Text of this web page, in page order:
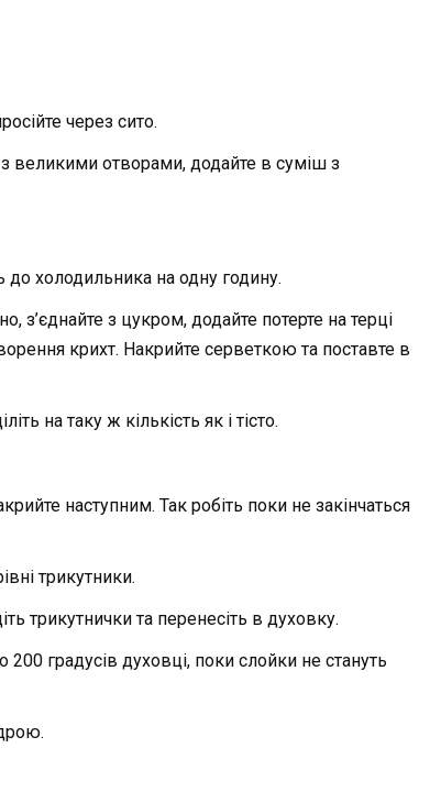
через сито.
великими отворами, додайте в суміш з
до холодильника на одну годину.
з’єднайте з цукром, додайте потерте на терці
крихт. Накрийте серветкою та поставте в
на таку ж кількість як і тісто.
наступним. Так робіть поки не закінчаться
трикутники.
трикутнички та перенесіть в духовку.
200 градусів духовці, поки слойки не стануть